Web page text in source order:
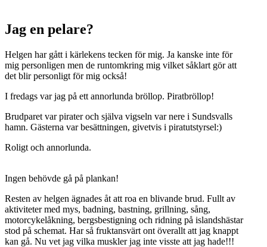
Jag en pelare?
Helgen har gått i kärlekens tecken för mig. Ja kanske inte för
mig personligen men de runtomkring mig vilket såklart gör att
det blir personligt för mig också!
I fredags var jag på ett annorlunda bröllop. Piratbröllop!
Brudparet var pirater och själva vigseln var nere i Sundsvalls
hamn. Gästerna var besättningen, givetvis i piratutstyrsel:)
Roligt och annorlunda.
Ingen behövde gå på plankan!
Resten av helgen ägnades åt att roa en blivande brud. Fullt av
aktiviteter med mys, badning, bastning, grillning, sång,
motorcykelåkning, bergsbestigning och ridning på islandshästar
stod på schemat. Har så fruktansvärt ont överallt att jag knappt
kan gå. Nu vet jag vilka muskler jag inte visste att jag hade!!!